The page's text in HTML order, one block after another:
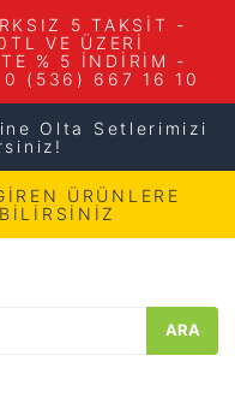
5 TAKSİT -
VE ÜZERİ
% 5 İNDİRİM -
0 (536) 667 16 10
Olta Setlerimizi
ÜRÜNLERE
ARA